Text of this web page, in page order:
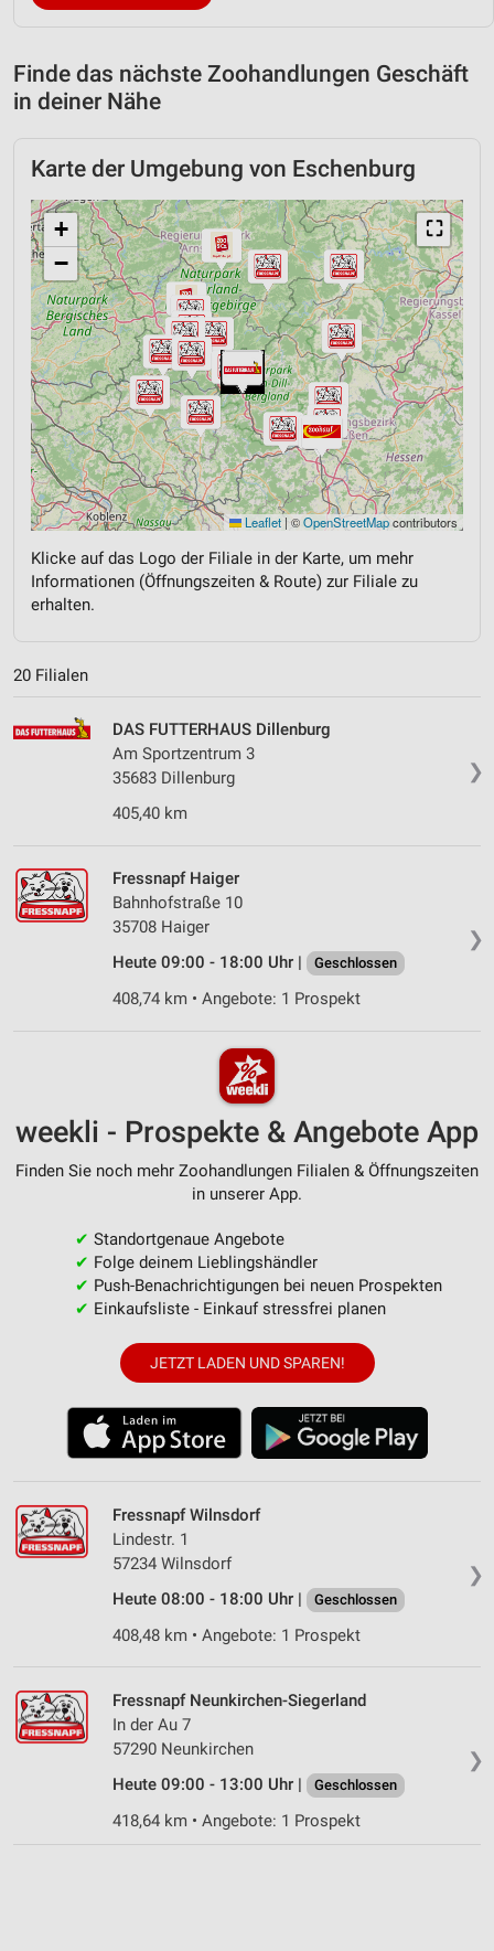
Finde das nächste Zoohandlungen Geschäft
in deiner Nähe
Karte der Umgebung von Eschenburg
⛶
+
−
Leaflet | ©OpenStreetMapcontributors
Klicke auf das Logo der Filiale in der Karte, um mehr
Informationen (Öffnungszeiten & Route) zur Filiale zu
erhalten.
20 Filialen
❯
DAS FUTTERHAUS Dillenburg
Am Sportzentrum 3
35683 Dillenburg
405,40 km
❯
Fressnapf Haiger
Bahnhofstraße 10
35708 Haiger
Heute 09:00 - 18:00 Uhr |
Geschlossen
408,74 km • Angebote: 1 Prospekt
weekli - Prospekte & Angebote App
Finden Sie noch mehr Zoohandlungen Filialen & Öffnungszeiten
in unserer App.
✔ Standortgenaue Angebote
✔ Folge deinem Lieblingshändler
✔ Push-Benachrichtigungen bei neuen Prospekten
✔ Einkaufsliste - Einkauf stressfrei planen
JETZT LADEN UND SPAREN!
❯
Fressnapf Wilnsdorf
Lindestr. 1
57234 Wilnsdorf
Heute 08:00 - 18:00 Uhr |
Geschlossen
408,48 km • Angebote: 1 Prospekt
❯
Fressnapf Neunkirchen-Siegerland
In der Au 7
57290 Neunkirchen
Heute 09:00 - 13:00 Uhr |
Geschlossen
418,64 km • Angebote: 1 Prospekt